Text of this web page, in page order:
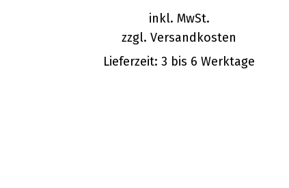
inkl. MwSt.
zzgl.Versandkosten
Lieferzeit:3 bis 6 Werktage